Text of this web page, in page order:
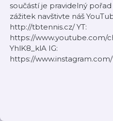
součástí je pravidelný
zážitek navštivte náš
http://tbtennis.cz/ YT:
https://www.youtube.com/
YhlK8_klA IG:
https://